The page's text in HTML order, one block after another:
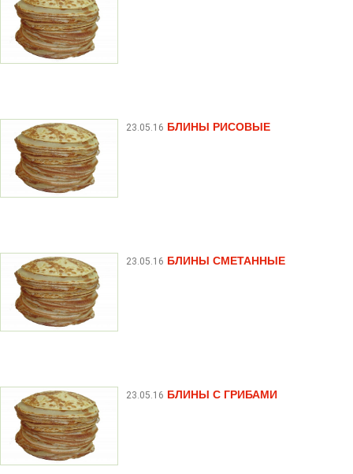
23.05.16 БЛИНЫ РИСОВЫЕ
23.05.16 БЛИНЫ СМЕТАННЫЕ
23.05.16 БЛИНЫ С ГРИБАМИ